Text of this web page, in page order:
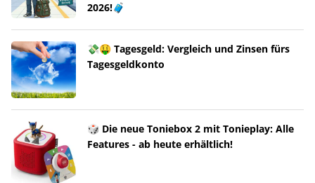
2026!🧳
💸🤑 Tagesgeld: Vergleich und Zinsen fürs
Tagesgeldkonto
🎲 Die neue Toniebox 2 mit Tonieplay: Alle
Features - ab heute erhältlich!